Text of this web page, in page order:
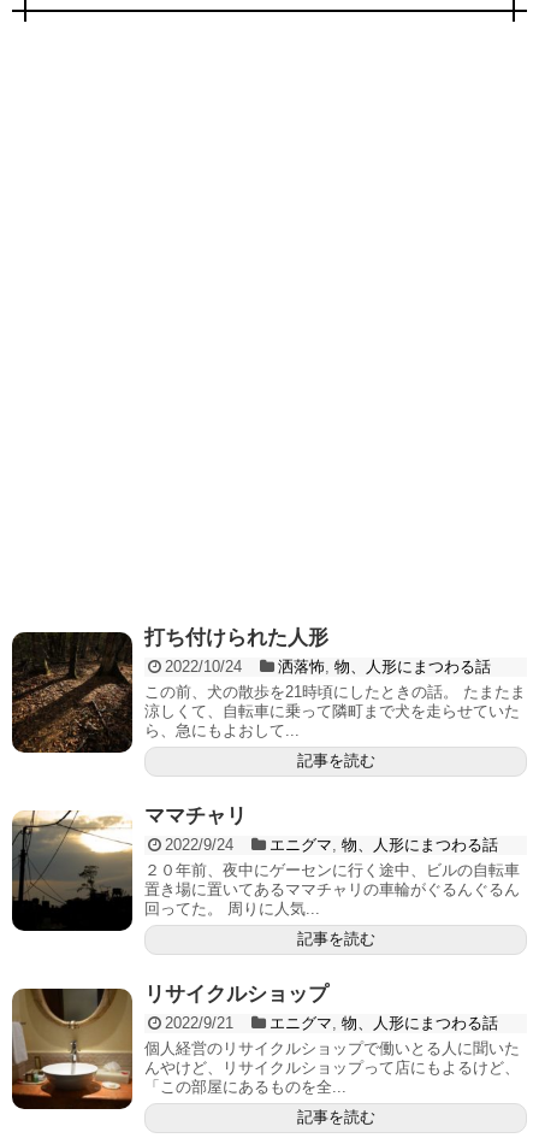
打ち付けられた人形
2022/10/24 洒落怖, 物、人形にまつわる話
この前、犬の散歩を21時頃にしたときの話。 たまたま
涼しくて、自転車に乗って隣町まで犬を走らせていた
ら、急にもよおして...
記事を読む
ママチャリ
2022/9/24 エニグマ, 物、人形にまつわる話
２０年前、夜中にゲーセンに行く途中、ビルの自転車
置き場に置いてあるママチャリの車輪がぐるんぐるん
回ってた。 周りに人気...
記事を読む
リサイクルショップ
2022/9/21 エニグマ, 物、人形にまつわる話
個人経営のリサイクルショップで働いとる人に聞いた
んやけど、リサイクルショップって店にもよるけど、
「この部屋にあるものを全...
記事を読む